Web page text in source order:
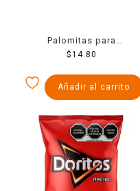
Palomitas para
microondas ACT II extra
$14.80
Añadir al carrito